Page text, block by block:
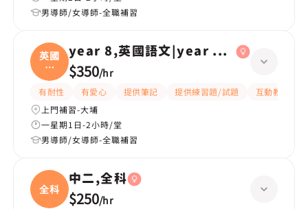
男導師/女導師-全職補習
英國
語
文|
year 8,英國語文|year 6,英國語文
$350/hr
有耐性 有愛心 提供筆記 提供練習題/試題 互動教學
上門補習-大埔
一星期1日-2小時/堂
男導師/女導師-全職補習
全科
中二,全科
$250/hr